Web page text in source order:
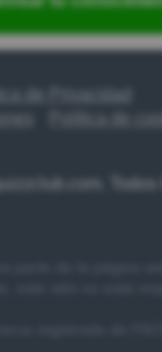
हिन्दी 한국어
de Privacidad
Todos